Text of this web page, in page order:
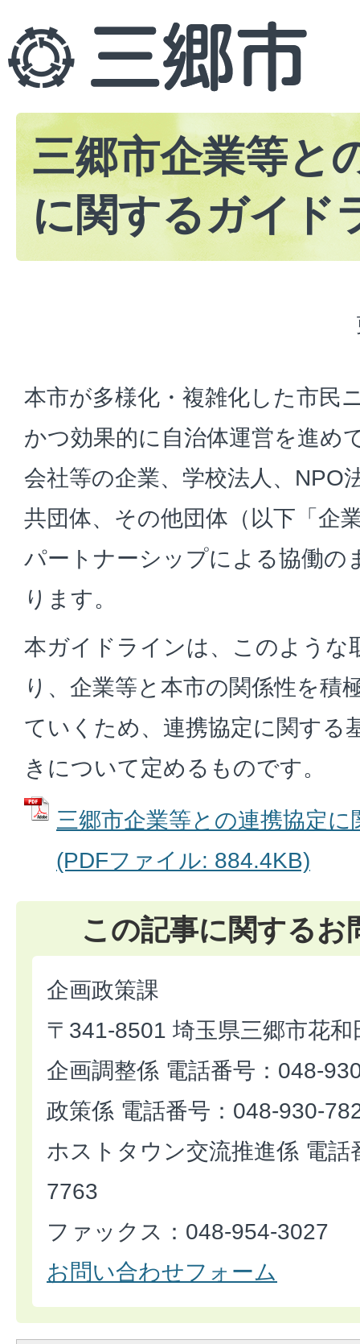
三郷市企業等と
に関するガイド
本市が多様化・複雑化した市民
かつ効果的に自治体運営を進め
会社等の企業、学校法人、NPO
共団体、その他団体（以下「企
パートナーシップによる協働の
ります。
本ガイドラインは、このような
り、企業等と本市の関係性を積
ていくため、連携協定に関する
きについて定めるものです。
三郷市企業等との連携協定
(PDFファイル: 884.4KB)
この記事に関するお
企画政策課
〒341-8501 埼玉県三郷市花
企画調整係 電話番号：048-
政策係 電話番号：048-930-
ホストタウン交流推進係 電話
7763
ファックス：048-954-3027
お問い合わせフォーム